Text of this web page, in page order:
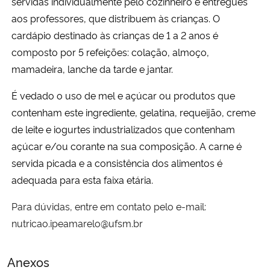
Ministério da Saúde
Ministério de Minas e Energia
Ministério do Meio Ambiente
Ministério do Turismo
Ministério do Desenvolvimento Regional
Ministério da Mulher, da Família e dos Direitos Humanos
aos professores, que distribuem às crianças. O
cardápio destinado às crianças de 1 a 2 anos é
composto por 5 refeições: colação, almoço,
mamadeira, lanche da tarde e jantar.
É vedado o uso de mel e açúcar ou produtos que
contenham este ingrediente, gelatina, requeijão, creme
de leite e iogurtes industrializados que contenham
açúcar e/ou corante na sua composição. A carne é
servida picada e a consistência dos alimentos é
adequada para esta faixa etária.
Para dúvidas, entre em contato pelo e-mail:
nutricao.ipeamarelo@ufsm.br
Anexos